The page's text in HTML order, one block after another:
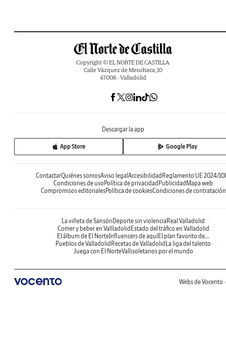
Copyright © EL NORTE DE CASTILLA
Calle Vázquez de Menchaca, 10
47008 - Valladolid
Descargar la app
App Store Google Play
ContactarQuiénes somosAviso legal Accesibilidad Reglamento UE 2024/
Condiciones de uso Política de privacidad Publicidad Mapa web
Compromisos editorialesPolítica de cookiesCondiciones de contratación
La viñeta de Sansón Deporte sin violencia Real Valladolid
Comer y beber en Vallladolid Estado del tráfico en Valladolid
El álbum de El NorteInfluencers de aquíEl plan favorito de...
Pueblos de Valladolid Recetas de Valladolid La liga del talento
Juega con El NorteVallisoletanos por el mundo
Webs de Vocento